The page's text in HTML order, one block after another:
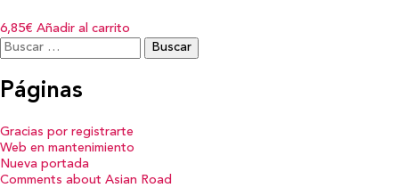
6,85€ Añadir al carrito
Buscar:
Páginas
Gracias por registrarte
Web en mantenimiento
Nueva portada
Comments about Asian Road